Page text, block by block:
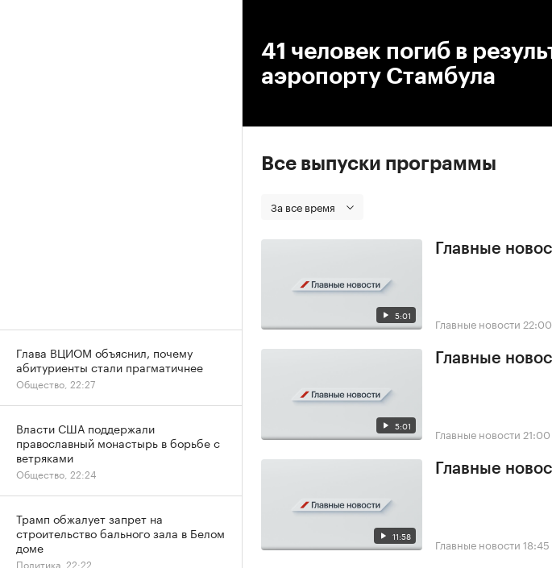
41 человек погиб в
аэропорту Стамбула
Все выпуски программы
За все время
5:01
Главные
Главные новости 22:00
5:01
Главные
Главные новости 21:00
11:58
Главные
Главные новости 18:45
Глава ВЦИОМ объяснил, почему
абитуриенты стали прагматичнее
Общество, 22:27
Власти США поддержали
православный монастырь в борьбе с
ветряками
Общество, 22:24
Трамп обжалует запрет на
строительство бального зала в Белом
доме
Политика, 22:22